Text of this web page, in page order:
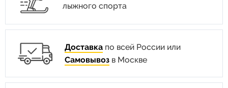
лыжного спорта
Доставка по всей России или
Самовывоз в Москве